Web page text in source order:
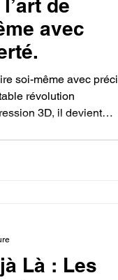
de
avec
soi-même avec
révolution
3D, il devient
ou encore
Là : Les